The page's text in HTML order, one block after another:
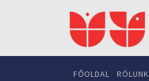
FŐOLDAL RÓLUNK